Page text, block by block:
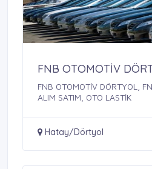
FNB OTOMOTİV
FNB OTOMOTİV DÖRTYOL,
ALIM SATIM, OTO LASTİK
Hatay/Dörtyol